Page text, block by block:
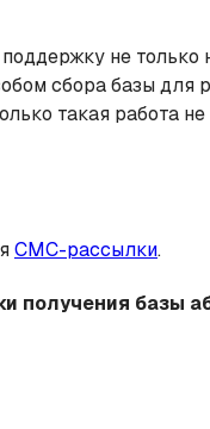
не только
сбора базы для
такая работа
СМС-рассылки.
получения базы